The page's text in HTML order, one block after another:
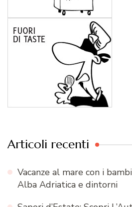
Articoli recenti
Vacanze al mare con i
Alba Adriatica e dintorni